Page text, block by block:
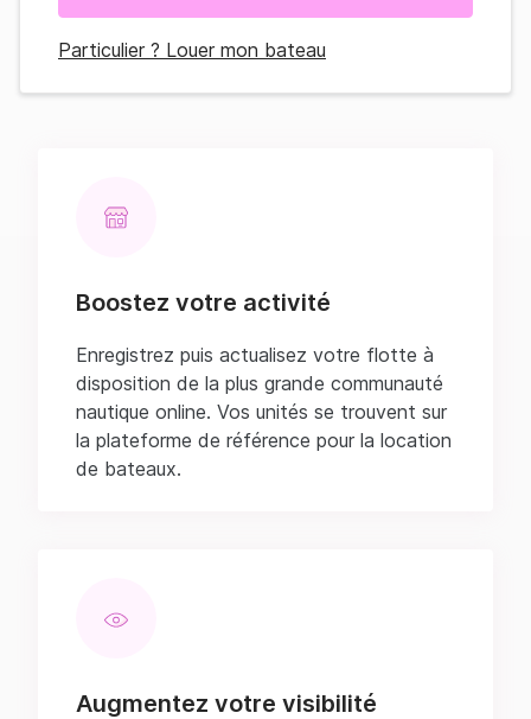
Particulier ? Louer mon bateau
Boostez votre activité
Enregistrez puis actualisez votre flotte à
disposition de la plus grande communauté
nautique online. Vos unités se trouvent sur
la plateforme de référence pour la location
de bateaux.
Augmentez votre visibilité